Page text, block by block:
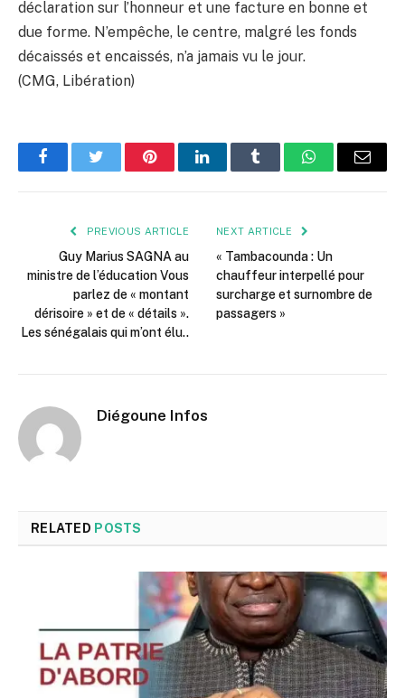
déclaration sur l’honneur et une facture en bonne et
due forme. N’empêche, le centre, malgré les fonds
décaissés et encaissés, n’a jamais vu le jour.
(CMG, Libération)
FacebookTwitter PinterestLinkedInTumblr WhatsAppEmail
PREVIOUS ARTICLE
Guy Marius SAGNA au
ministre de l’éducation Vous
parlez de « montant
dérisoire » et de « détails ».
Les sénégalais qui m’ont élu..
NEXT ARTICLE
« Tambacounda : Un
chauffeur interpellé pour
surcharge et surnombre de
passagers »
Diégoune Infos
RELATED POSTS